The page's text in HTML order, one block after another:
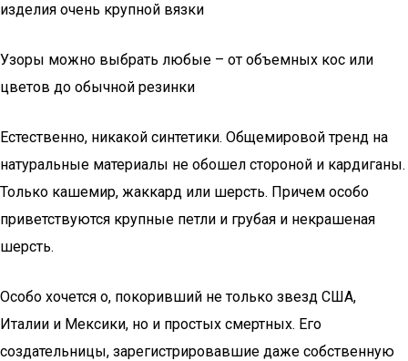
изделия очень крупной вязки
Узоры можно выбрать любые – от объемных кос или
цветов до обычной резинки
Естественно, никакой синтетики. Общемировой тренд на
натуральные материалы не обошел стороной и кардиганы.
Только кашемир, жаккард или шерсть. Причем особо
приветствуются крупные петли и грубая и некрашеная
шерсть.
Особо хочется о, покоривший не только звезд США,
Италии и Мексики, но и простых смертных. Его
создательницы, зарегистрировавшие даже собственную